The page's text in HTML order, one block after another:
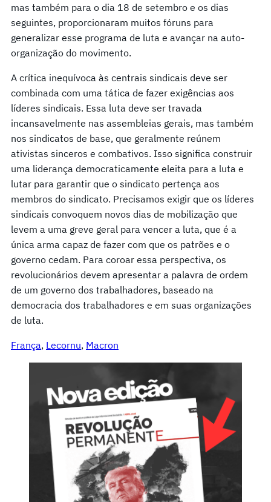
mas também para o dia 18 de setembro e os dias
seguintes, proporcionaram muitos fóruns para
generalizar esse programa de luta e avançar na auto-
organização do movimento.
A crítica inequívoca às centrais sindicais deve ser
combinada com uma tática de fazer exigências aos
líderes sindicais. Essa luta deve ser travada
incansavelmente nas assembleias gerais, mas também
nos sindicatos de base, que geralmente reúnem
ativistas sinceros e combativos. Isso significa construir
uma liderança democraticamente eleita para a luta e
lutar para garantir que o sindicato pertença aos
membros do sindicato. Precisamos exigir que os líderes
sindicais convoquem novos dias de mobilização que
levem a uma greve geral para vencer a luta, que é a
única arma capaz de fazer com que os patrões e o
governo cedam. Para coroar essa perspectiva, os
revolucionários devem apresentar a palavra de ordem
de um governo dos trabalhadores, baseado na
democracia dos trabalhadores e em suas organizações
de luta.
França, Lecornu, Macron